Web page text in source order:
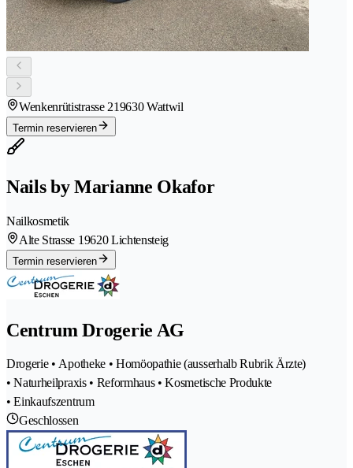
Wenkenrütistrasse 219630 Wattwil
Termin reservieren
Nails by Marianne Okafor
Nailkosmetik
Alte Strasse 19620 Lichtensteig
Termin reservieren
Centrum Drogerie AG
Drogerie • Apotheke • Homöopathie (ausserhalb Rubrik Ärzte)
• Naturheilpraxis • Reformhaus • Kosmetische Produkte
• Einkaufszentrum
Geschlossen